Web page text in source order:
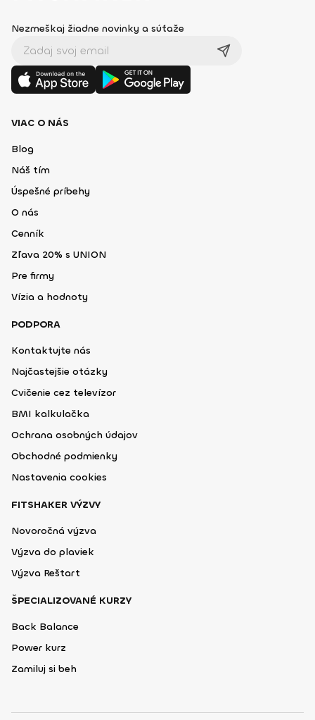
Nezmeškaj žiadne novinky a súťaže
VIAC O NÁS
Blog
Náš tím
Úspešné príbehy
O nás
Cenník
Zľava 20% s UNION
Pre firmy
Vízia a hodnoty
PODPORA
Kontaktujte nás
Najčastejšie otázky
Cvičenie cez televízor
BMI kalkulačka
Ochrana osobných údajov
Obchodné podmienky
Nastavenia cookies
FITSHAKER VÝZVY
Novoročná výzva
Výzva do plaviek
Výzva Reštart
ŠPECIALIZOVANÉ KURZY
Back Balance
Power kurz
Zamiluj si beh